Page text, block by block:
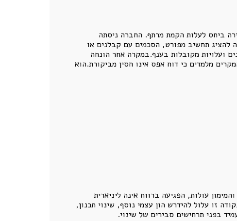
ביחס לעלות הקמת מרתף. החברה ניסתה
להציג תחשיב מפורט, הסכמים עם קבלנים או
ועלויות מקובלות בענף.במקרה אחר הונחה
המקרים מלמדים כי דוח אפס אינו חסין מביקורת.הוא
עולות, הפגיעה ברווח אינה ליניארית
זו עלול להידרש הון עצמי נוסף, שינוי תכנון,
בפני תרחישים סבירים של שינוי.